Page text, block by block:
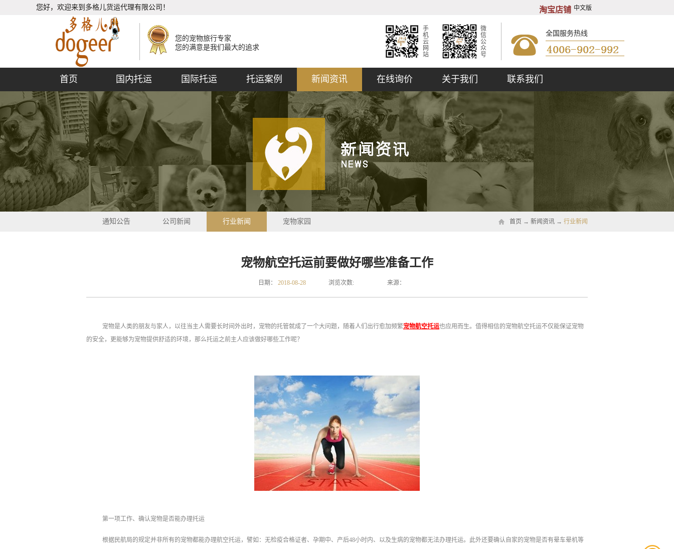
您好，欢迎来到多格儿货运代理有限公司！ 淘宝店铺 中文版
全国服务热线
手
机
云
网
站
微
信
公
众
号
您的宠物旅行专家
您的满意是我们最大的追求
首页 国内托运 国际托运 托运案例 新闻资讯 在线询价 关于我们 联系我们
通知公告 公司新闻 行业新闻 宠物家园 首页 → 新闻资讯 → 行业新闻
宠物航空托运前要做好哪些准备工作
日期： 2018-08-28 浏览次数: 来源：
宠物是人类的朋友与家人，以往当主人需要长时间外出时，宠物的托管就成了一个大问题，随着人们出行愈加频繁宠物航空托运也应用而生。值得相信的宠物航空托运不仅能保证宠物
的安全，更能够为宠物提供舒适的环境，那么托运之前主人应该做好哪些工作呢？
第一项工作、确认宠物是否能办理托运
根据民航局的规定并非所有的宠物都能办理航空托运，譬如：无检疫合格证者、孕期中、产后48小时内、以及生病的宠物都无法办理托运。此外还要确认自家的宠物是否有晕车晕机等